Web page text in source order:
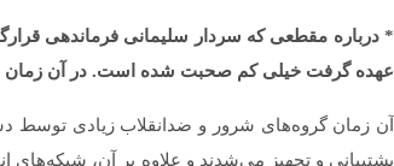
* درباره مقطعی که سردار سلیمانی فرماندهی
عهده گرفت خیلی کم صحبت شده است. در آن زمان
آن زمان گروه­‌های شرور و ضدانقلاب زیادی توسط
پشتیبانی و تجهیز می­‌شدند و علاوه بر آن، شبکه‌­های